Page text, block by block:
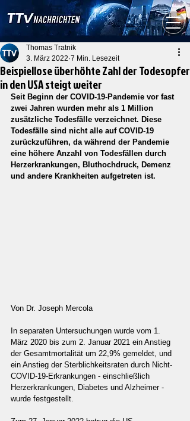
Beispiellose überhöhte Zahl der Todesopfer
in den USA steigt weiter
Thomas Tratnik
3. März 2022 7 Min. Lesezeit
Seit Beginn der COVID-19-Pandemie vor fast
zwei Jahren wurden mehr als 1 Million
zusätzliche Todesfälle verzeichnet. Diese
Todesfälle sind nicht alle auf COVID-19
zurückzuführen, da während der Pandemie
eine höhere Anzahl von Todesfällen durch
Herzerkrankungen, Bluthochdruck, Demenz
und andere Krankheiten aufgetreten ist.
Von Dr. Joseph Mercola
In separaten Untersuchungen wurde vom 1.
März 2020 bis zum 2. Januar 2021 ein Anstieg
der Gesamtmortalität um 22,9% gemeldet, und
ein Anstieg der Sterblichkeitsraten durch Nicht-
COVID-19-Erkrankungen - einschließlich
Herzerkrankungen, Diabetes und Alzheimer -
wurde festgestellt.